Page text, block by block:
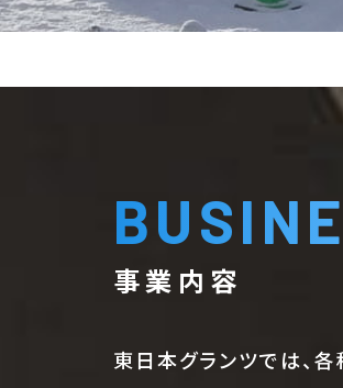
事業内容
東日本グランツでは、